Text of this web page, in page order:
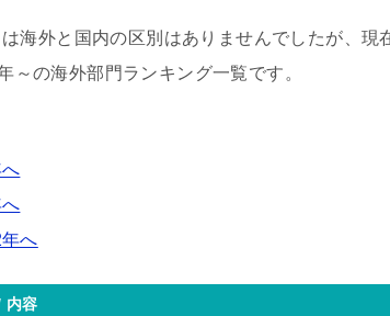
海外と国内の区別はありませんでしたが、現
～の海外部門ランキング一覧です。
へ
内容